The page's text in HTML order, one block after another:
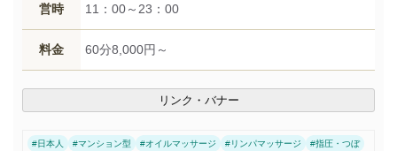
営時 11：00～23：00
料金 60分8,000円～
リンク・バナー
#日本人 #マンション型 #オイルマッサージ #リンパマッサージ #指圧・つぼ